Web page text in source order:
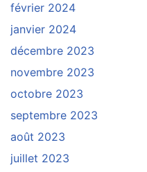
février 2024
janvier 2024
décembre 2023
novembre 2023
octobre 2023
septembre 2023
août 2023
juillet 2023